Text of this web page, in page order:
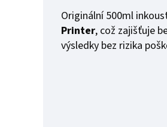
Originální 500ml
Printer, což zajišťuje
výsledky bez rizika